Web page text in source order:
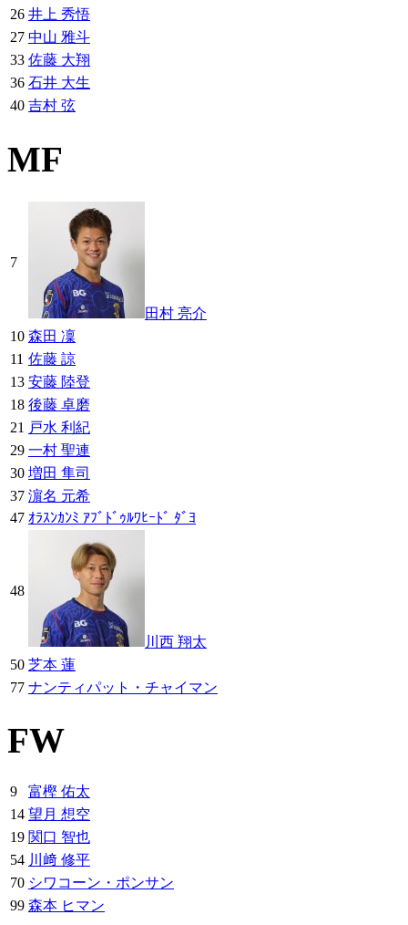
26 井上 秀悟
27 中山 雅斗
33 佐藤 大翔
36 石井 大生
40 吉村 弦
MF
7
田村 亮介
10 森田 凜
11 佐藤 諒
13 安藤 陸登
18 後藤 卓磨
21 戸水 利紀
29 一村 聖連
30 増田 隼司
37 濵名 元希
47 ｵﾗｽﾝｶﾝﾐ ｱﾌﾞﾄﾞｩﾙﾜﾋｰﾄﾞ ﾀﾞﾖ
48
川西 翔太
50 芝本 蓮
77 ナンティパット・チャイマン
FW
9
富樫 佑太
14 望月 想空
19 関口 智也
54 川﨑 修平
70 シワコーン・ポンサン
99 森本 ヒマン